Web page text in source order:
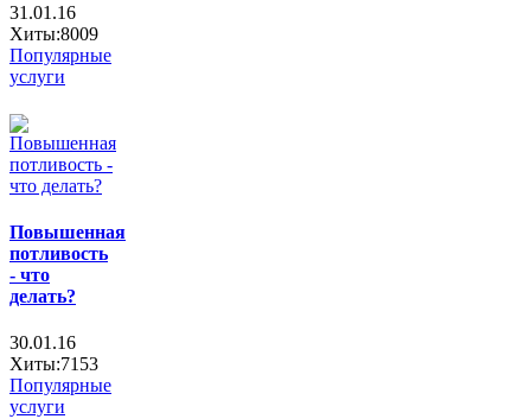
31.01.16
Хиты:8009
Популярные
услуги
Повышенная
потливость
- что
делать?
30.01.16
Хиты:7153
Популярные
услуги